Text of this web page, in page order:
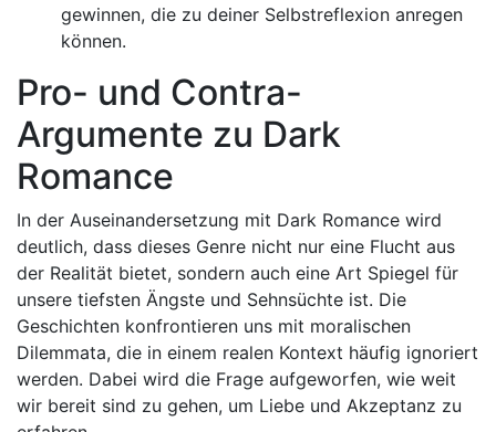
gewinnen, die zu deiner Selbstreflexion anregen
können.
Pro- und Contra-
Argumente zu Dark
Romance
In der Auseinandersetzung mit Dark Romance wird
deutlich, dass dieses Genre nicht nur eine Flucht aus
der Realität bietet, sondern auch eine Art Spiegel für
unsere tiefsten Ängste und Sehnsüchte ist. Die
Geschichten konfrontieren uns mit moralischen
Dilemmata, die in einem realen Kontext häufig ignoriert
werden. Dabei wird die Frage aufgeworfen, wie weit
wir bereit sind zu gehen, um Liebe und Akzeptanz zu